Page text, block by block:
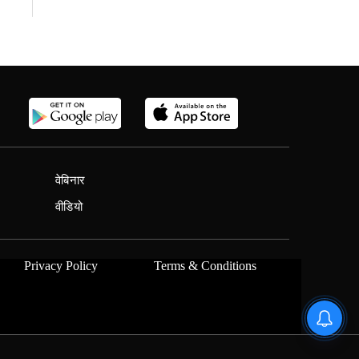
वेबिनार
वीडियो
Privacy Policy Terms & Conditions